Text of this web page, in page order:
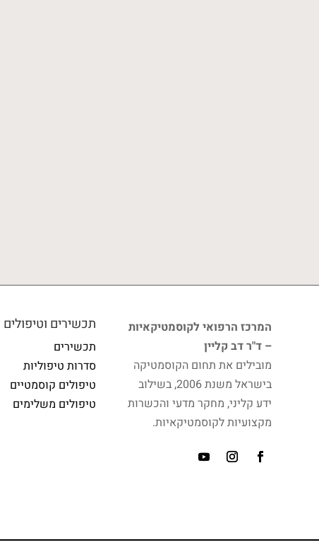
תכשירים וטיפולים
תכשירים
סדרות טיפוליות
טיפולים קוסמטיים
טיפולים משלימים
המרכז הרפואי לקוסמטיקאיות
– ד"ר דב קליין
מובילים את תחום הקוסמטיקה
בישראל משנת 2006, בשילוב
ידע קליני, מחקר מדעי והכשרות
מקצועיות לקוסמטיקאיות.